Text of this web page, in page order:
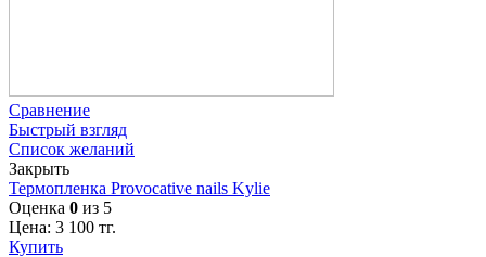
Сравнение
Быстрый взгляд
Список желаний
Закрыть
Термопленка Provocative nails Kylie
Оценка 0 из 5
Цена: 3 100 тг.
Купить